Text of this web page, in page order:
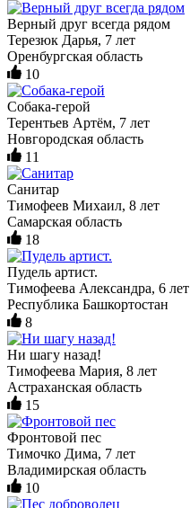
Верный друг всегда рядом
Терезюк Дарья, 7 лет
Оренбургская область
10
Собака-герой
Терентьев Артём, 7 лет
Новгородская область
11
Санитар
Тимофеев Михаил, 8 лет
Самарская область
18
Пудель артист.
Тимофеева Александра, 6 лет
Республика Башкортостан
8
Ни шагу назад!
Тимофеева Мария, 8 лет
Астраханская область
15
Фронтовой пес
Тимочко Дима, 7 лет
Владимирская область
10